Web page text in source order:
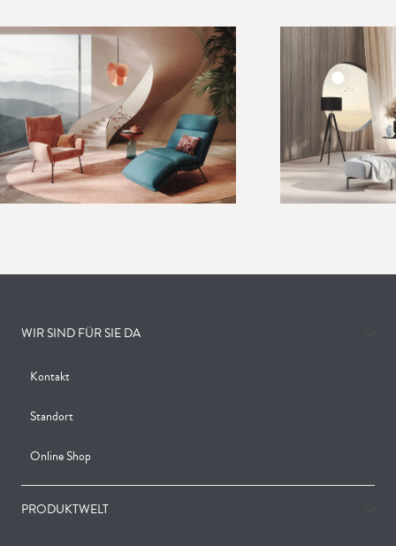
WIR SIND FÜR SIE DA
Kontakt
Standort
Online Shop
PRODUKTWELT